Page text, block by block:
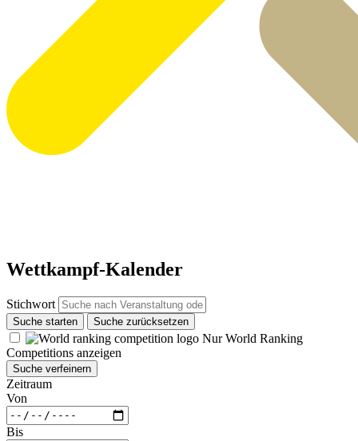
Wettkampf-Kalender
Stichwort
Suche starten Suche zurücksetzen
Nur World Ranking
Competitions anzeigen
Suche verfeinern
Zeitraum
Von
Bis